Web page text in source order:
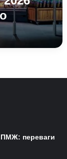
ПМЖ: переваги